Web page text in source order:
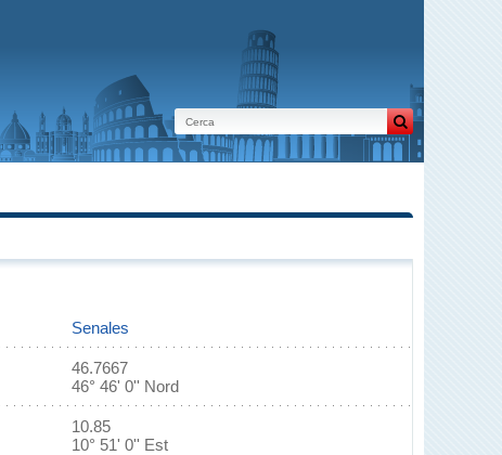
Senales
46.7667
46° 46' 0'' Nord
10.85
10° 51' 0'' Est